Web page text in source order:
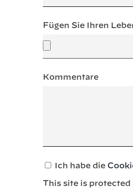
Fügen Sie Ihren
Kommentare
Ich habe die
This site is protected